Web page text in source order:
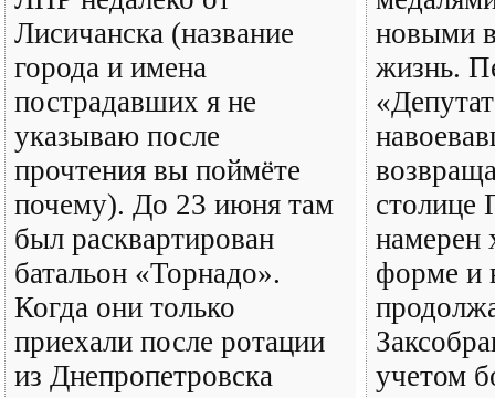
Лисичанска (название
города и имена
пострадавших я не
указываю после
прочтения вы поймёте
почему). До 23 июня там
был расквартирован
батальон «Торнадо».
Когда они только
приехали после ротации
из Днепропетровска
новыми
жизнь.
столице
намерен
форме и
учетом